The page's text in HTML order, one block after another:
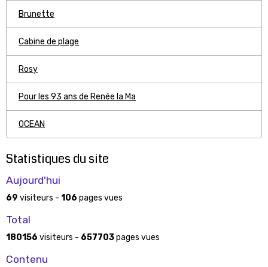
Brunette
Cabine de plage
Rosy
Pour les 93 ans de Renée la Ma
OCEAN
Statistiques du site
Aujourd'hui
69 visiteurs - 106 pages vues
Total
180156 visiteurs - 657703pages vues
Contenu